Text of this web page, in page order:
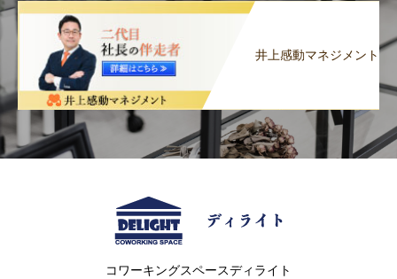
井上感動マネジメント
コワーキングスペースディライト